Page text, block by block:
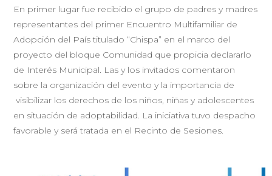
En primer lugar fue recibido el grupo de padres y madres
representantes del primer Encuentro Multifamiliar de
Adopción del País titulado “Chispa” en el marco del
proyecto del bloque Comunidad que propicia declararlo
de Interés Municipal. Las y los invitados comentaron
sobre la organización del evento y la importancia de
visibilizar los derechos de los niños, niñas y adolescentes
en situación de adoptabilidad. La iniciativa tuvo despacho
favorable y será tratada en el Recinto de Sesiones.